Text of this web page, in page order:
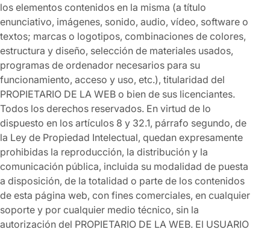
los elementos contenidos en la misma (a título
enunciativo, imágenes, sonido, audio, vídeo, software o
textos; marcas o logotipos, combinaciones de colores,
estructura y diseño, selección de materiales usados,
programas de ordenador necesarios para su
funcionamiento, acceso y uso, etc.), titularidad del
PROPIETARIO DE LA WEB o bien de sus licenciantes.
Todos los derechos reservados. En virtud de lo
dispuesto en los artículos 8 y 32.1, párrafo segundo, de
la Ley de Propiedad Intelectual, quedan expresamente
prohibidas la reproducción, la distribución y la
comunicación pública, incluida su modalidad de puesta
a disposición, de la totalidad o parte de los contenidos
de esta página web, con fines comerciales, en cualquier
soporte y por cualquier medio técnico, sin la
autorización del PROPIETARIO DE LA WEB. El USUARIO